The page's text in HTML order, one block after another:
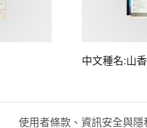
中文種名:山
使用者條款、資訊安全與隱